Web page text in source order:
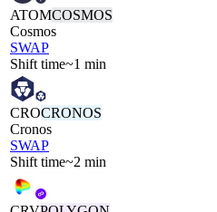
ATOMCOSMOS
Cosmos
SWAP
Shift time~1 min
CROCRONOS
Cronos
SWAP
Shift time~2 min